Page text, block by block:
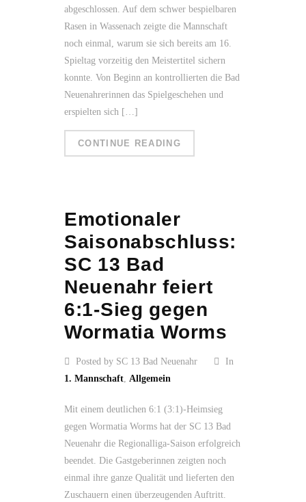
abgeschlossen. Auf dem schwer bespielbaren
Rasen in Wassenach zeigte die Mannschaft
noch einmal, warum sie sich bereits am 16.
Spieltag vorzeitig den Meistertitel sichern
konnte. Von Beginn an kontrollierten die Bad
Neuenahrerinnen das Spielgeschehen und
erspielten sich […]
CONTINUE READING
Emotionaler
Saisonabschluss:
SC 13 Bad
Neuenahr feiert
6:1-Sieg gegen
Wormatia Worms
Posted by SC 13 Bad Neuenahr
In
1. Mannschaft, Allgemein
Mit einem deutlichen 6:1 (3:1)-Heimsieg
gegen Wormatia Worms hat der SC 13 Bad
Neuenahr die Regionalliga-Saison erfolgreich
beendet. Die Gastgeberinnen zeigten noch
einmal ihre ganze Qualität und lieferten den
Zuschauern einen überzeugenden Auftritt.